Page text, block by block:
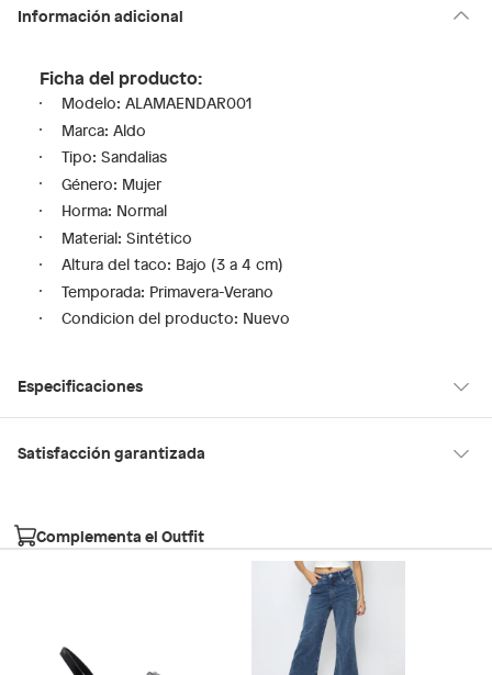
Información adicional
Ficha del producto:
Modelo: ALAMAENDAR001
Marca: Aldo
Tipo: Sandalias
Género: Mujer
Horma: Normal
Material: Sintético
Altura del taco: Bajo (3 a 4 cm)
Temporada: Primavera-Verano
Condicion del producto: Nuevo
Especificaciones
Material
Tipo Sandalias
Satisfacción garantizada
Sin embargo, tenemos categorías que cuentan con plazos
diferentes, otras con restricciones y algunas que no se pueden
Falabella, Tottus y otros vendedores
tienen:
Complementa el Outfit